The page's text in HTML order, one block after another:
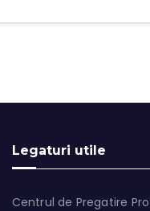
Legaturi utile
Centrul de Pregatire